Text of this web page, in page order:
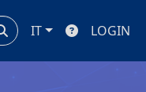
IT LOGIN